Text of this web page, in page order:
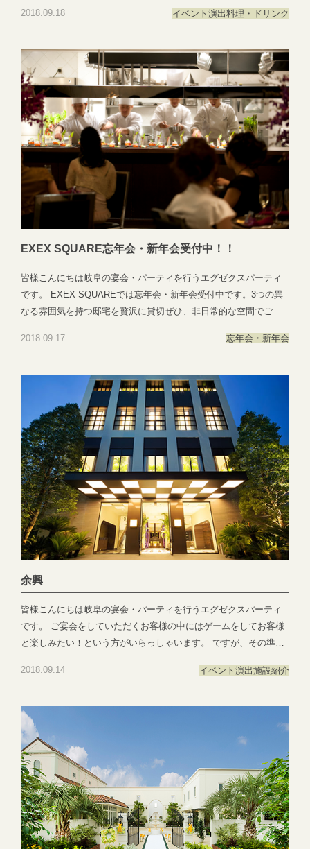
手配できるようになりました＾＾ 年齢層問わず喜んでいただける3
fruit》 各種¥1,500-でご用意しております担当者に、お好きな種類
と個数をお伝えいただくだけで完了！当日の搬入や袋詰めなど、
こちらで全て行い当日ご用意させて頂きます ご家族で分けて頂く
のにぴったりなサイズぜひお申し付けくださいませ
♪ ●―○―●―○―●―○―●―○―●―○―●―○―●―○―●EXEX
PARTYではEXEX GARDEN・EXEX SUITES・EXEX SQUAREの
3つの結婚式場で叶う自由自在なパーティーをご提案お問い合わせ
やご予約は下記よりお気軽にご連絡くださいませ 営業時間：
11:00〜19:00 (パーティーは22:00まで)定休日：水曜日(祝日は営
業)T E L ：058-214-2066(宴会直通) ～住所一覧～エグゼクススウ
ィーツ：岐阜県岐阜市玉森町1-1エグゼクスガーデン：岐阜県岐阜
お問い合わせhttps://exexparty.jp/contact/▼各会場へのアクセス
●―○―●―○―●―○―●―○―●―○―●―○―●―○―●
2018.09.18 イベント演出料理・ドリンク
EXEX SQUARE忘年会・新年会受付中！！
皆様こんにちは岐阜の宴会・パーティを行うエグゼクスパーティ
です。 EXEX SQUAREでは忘年会・新年会受付中です。3つの異
なる雰囲気を持つ邸宅を贅沢に貸切ぜひ、非日常的な空間でご宴
を！！ ●―○―●―○―●―○―●―○―●―○―●―○―●―○―●EXEX
3つの結婚式場で叶う自由自在なパーティーをご提案お問い合わせ
やご予約は下記よりお気軽にご連絡くださいませ 営業時間：
11:00〜19:00 (パーティーは22:00まで)定休日：水曜日(祝日は営
業)T E L ：058-214-2066(宴会直通) ～住所一覧～エグゼクススウ
ィーツ：岐阜県岐阜市玉森町1-1エグゼクスガーデン：岐阜県岐阜
市日置江343-1エグゼクススクエア：岐阜県岐阜市鷺山新町2-1 ▼
お問い合わせhttps://exexparty.jp/contact/▼各会場へのアクセス
https://exexparty.jp/access/
●―○―●―○―●―○―●―○―●―○―●―○―●―○―●
2018.09.17 忘年会・新年会
余興
皆様こんにちは岐阜の宴会・パーティを行うエグゼクスパーティ
です。 ご宴会をしていただくお客様の中にはゲームをしてお客様
と楽しみたい！という方がいらっしゃいます。 ですが、その準備
買いに行ったりなど、とても大変ですよね。そんな幹事様のため
おります！ それ以外にもカラオケやピアノなどもございますので
何かご要望がございましたらいつでもご連絡くださいませ
♪ ●―○―●―○―●―○―●―○―●―○―●―○―●―○―●EXEX
PARTYではEXEX GARDEN・EXEX SUITES・EXEX SQUAREの
3つの結婚式場で叶う自由自在なパーティーをご提案お問い合わせ
やご予約は下記よりお気軽にご連絡くださいませ 営業時間：
11:00〜19:00 (パーティーは22:00まで)定休日：水曜日(祝日は営
業)T E L ：058-214-2066(宴会直通) ～住所一覧～エグゼクススウ
ィーツ：岐阜県岐阜市玉森町1-1エグゼクスガーデン：岐阜県岐阜
2018.09.14 イベント演出施設紹介